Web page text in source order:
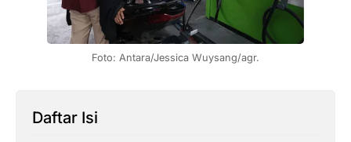
Foto: Antara/Jessica Wuysang/agr.
Daftar Isi